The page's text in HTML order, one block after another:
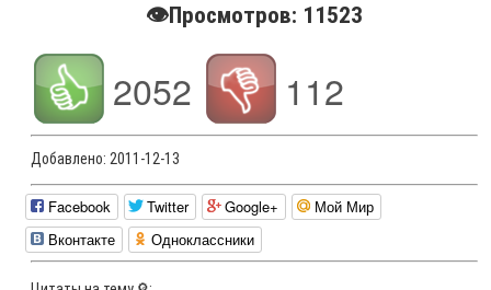
👁️Просмотров: 11523
2052 112
Добавлено: 2011-12-13
Facebook Twitter Google+
Мой Мир
Вконтакте
Одноклассники